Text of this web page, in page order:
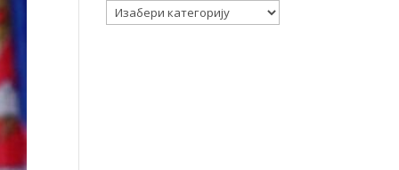
Категорије